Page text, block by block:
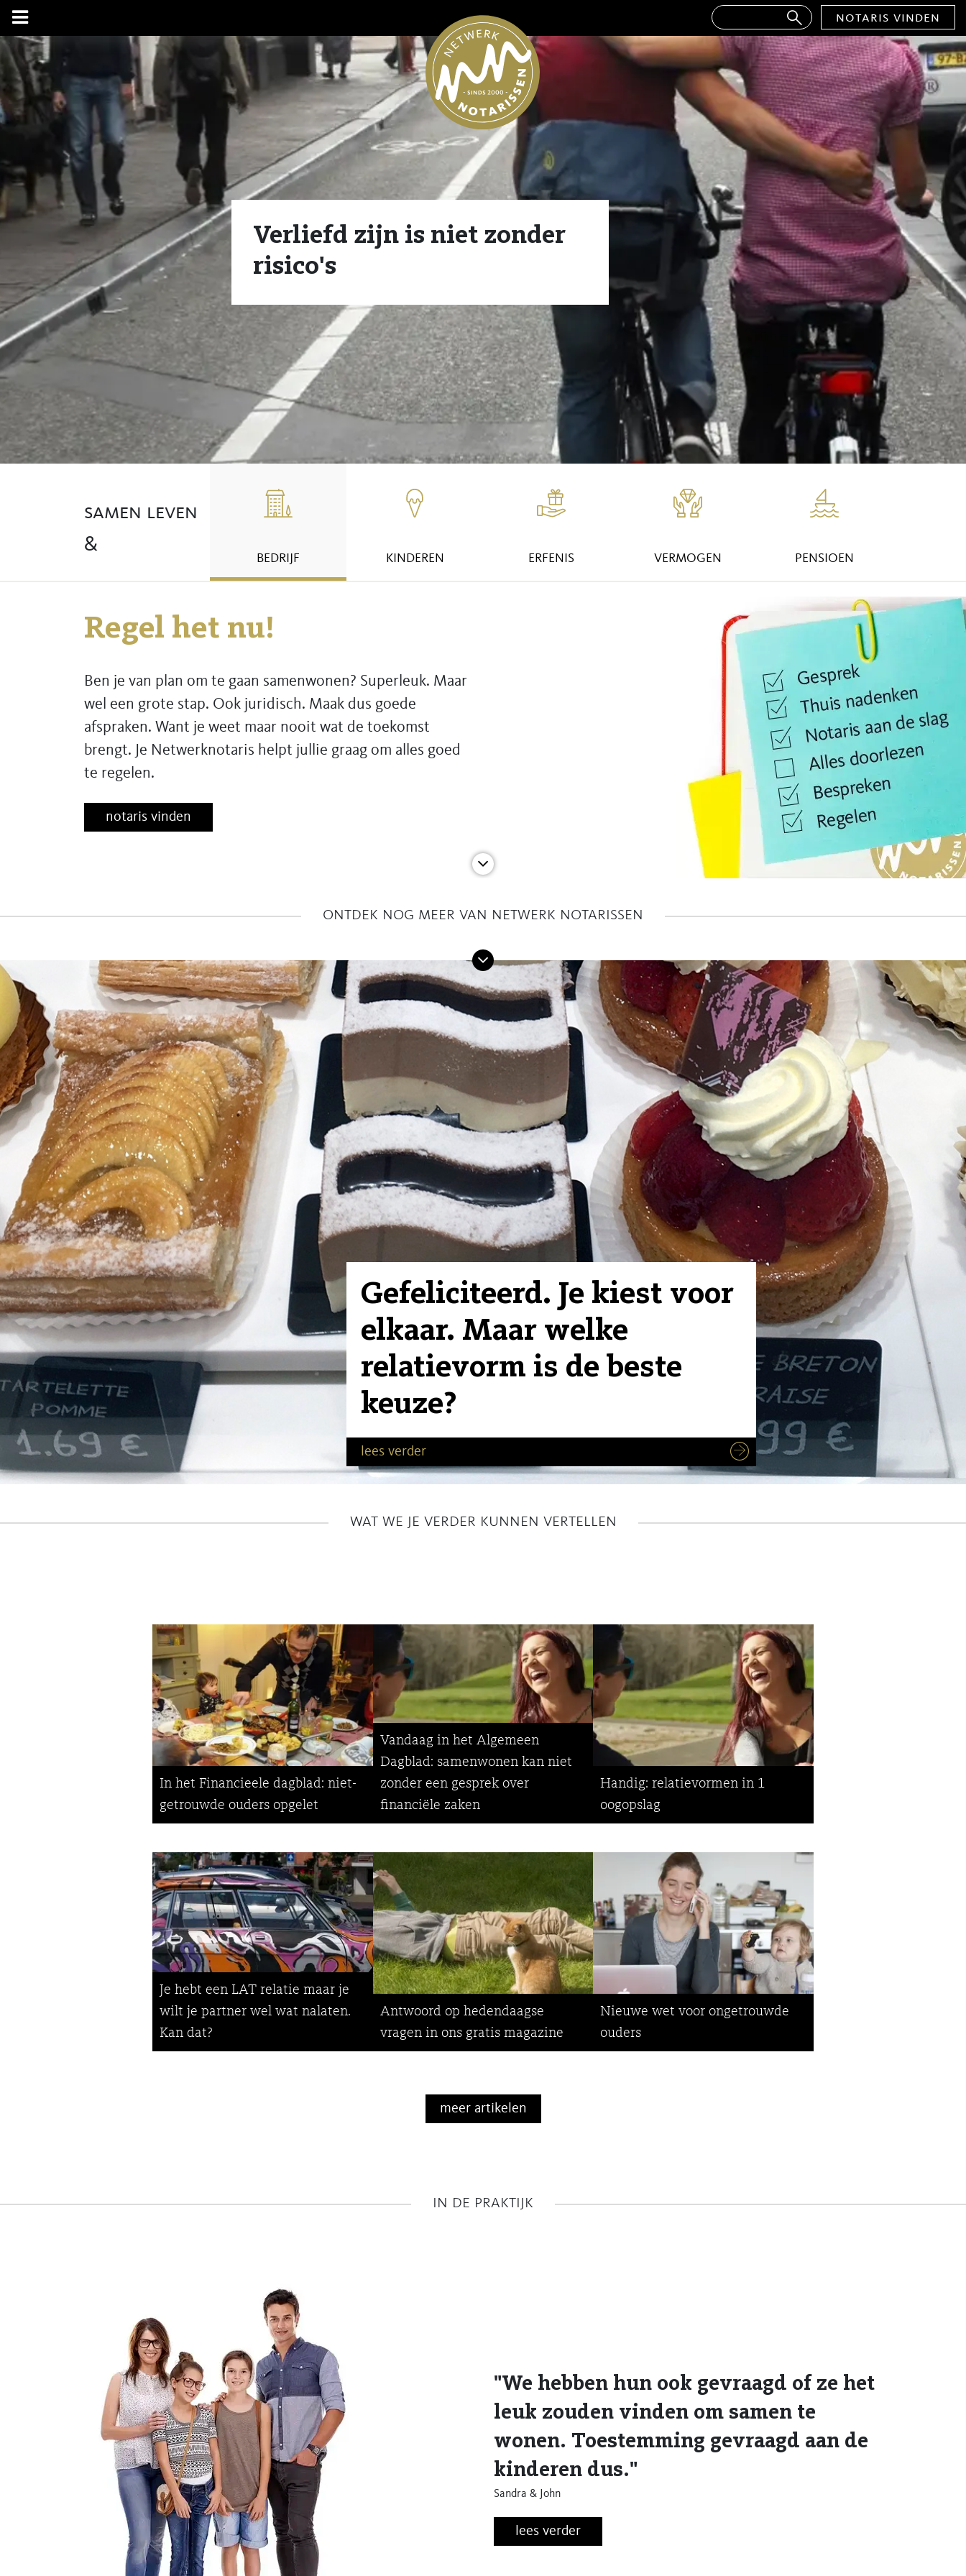
notaris vinden
Verliefd zijn is niet zonder
risico's
samen leven
&
BEDRIJF KINDEREN ERFENIS VERMOGEN PENSIOEN
Regel het nu!
Ben je van plan om te gaan samenwonen? Superleuk. Maar
wel een grote stap. Ook juridisch. Maak dus goede
afspraken. Want je weet maar nooit wat de toekomst
brengt. Je Netwerknotaris helpt jullie graag om alles goed
te regelen.
notaris vinden
ontdek nog meer van netwerk notarissen
Gefeliciteerd. Je kiest voor
elkaar. Maar welke
relatievorm is de beste
keuze?
lees verder
wat we je verder kunnen vertellen
In het Financieele dagblad: niet-
getrouwde ouders opgelet
Vandaag in het Algemeen
Dagblad: samenwonen kan niet
zonder een gesprek over
financiële zaken
Handig: relatievormen in 1
oogopslag
Je hebt een LAT relatie maar je
wilt je partner wel wat nalaten.
Kan dat?
Antwoord op hedendaagse
vragen in ons gratis magazine
Nieuwe wet voor ongetrouwde
ouders
meer artikelen
in de praktijk
"We hebben hun ook gevraagd of ze het
leuk zouden vinden om samen te
wonen. Toestemming gevraagd aan de
kinderen dus."
Sandra & John
lees verder